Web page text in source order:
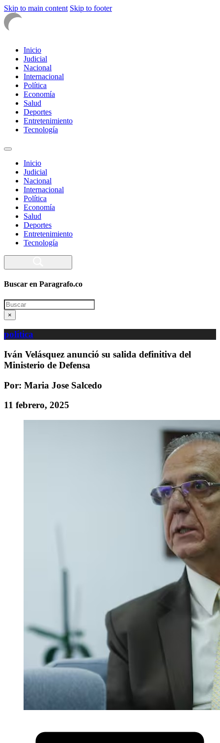
Skip to main content Skip to footer
Inicio
Judicial
Nacional
Internacional
Política
Economía
Salud
Deportes
Entretenimiento
Tecnología
Inicio
Judicial
Nacional
Internacional
Política
Economía
Salud
Deportes
Entretenimiento
Tecnología
Buscar en Paragrafo.co
Search
×
política
Iván Velásquez anunció su salida definitiva del
Ministerio de Defensa
Por: Maria Jose Salcedo
11 febrero, 2025